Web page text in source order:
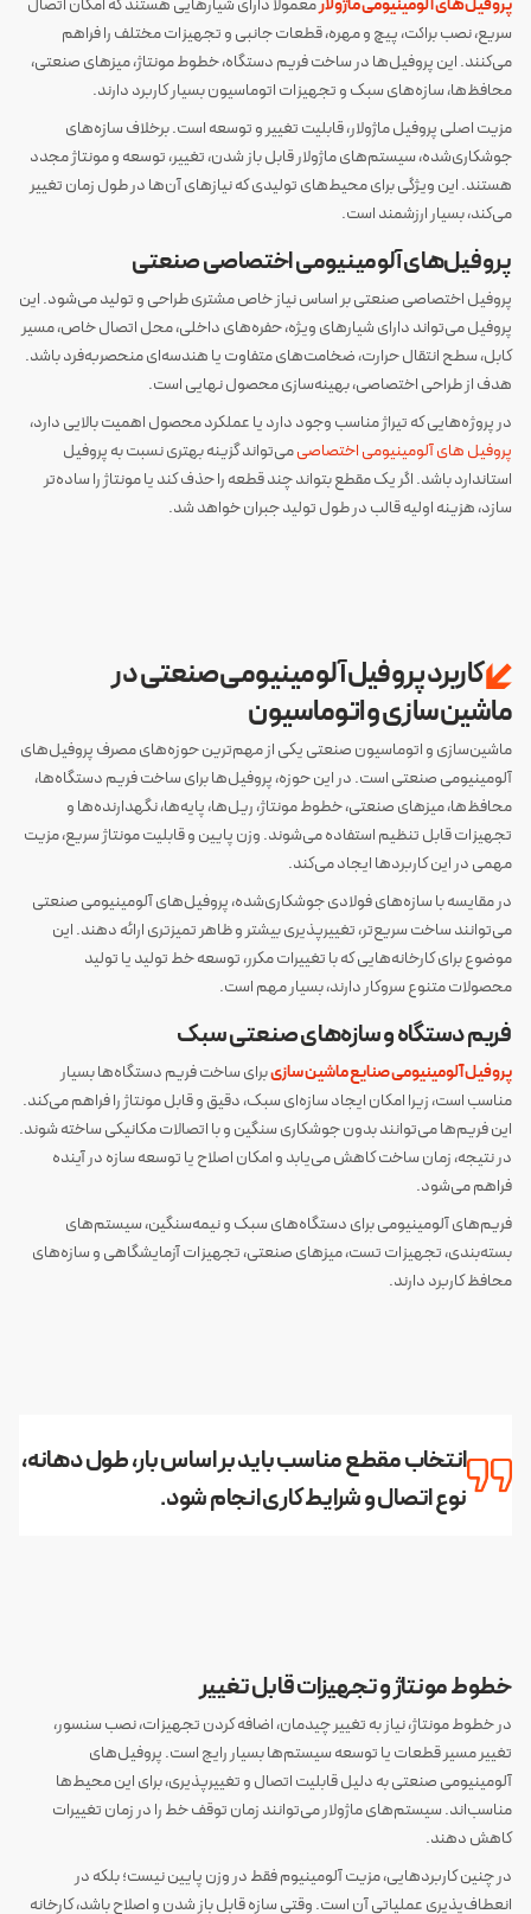
پروفیل‌های آلومینیومی ماژولارمعمولاً دارای شیارهایی هستند که امکان اتصال
سریع، نصب براکت، پیچ و مهره، قطعات جانبی و تجهیزات مختلف را فراهم
می‌کنند. این پروفیل‌ها در ساخت فریم دستگاه، خطوط مونتاژ، میزهای صنعتی،
محافظ‌ها، سازه‌های سبک و تجهیزات اتوماسیون بسیار کاربرد دارند.
مزیت اصلی پروفیل ماژولار، قابلیت تغییر و توسعه است. برخلاف سازه‌های
جوشکاری‌شده، سیستم‌های ماژولار قابل باز شدن، تغییر، توسعه و مونتاژ مجدد
هستند. این ویژگی برای محیط‌های تولیدی که نیازهای آن‌ها در طول زمان تغییر
می‌کند، بسیار ارزشمند است.
پروفیل‌های آلومینیومی اختصاصی صنعتی
پروفیل اختصاصی صنعتی بر اساس نیاز خاص مشتری طراحی و تولید می‌شود. این
پروفیل می‌تواند دارای شیارهای ویژه، حفره‌های داخلی، محل اتصال خاص، مسیر
کابل، سطح انتقال حرارت، ضخامت‌های متفاوت یا هندسه‌ای منحصربه‌فرد باشد.
هدف از طراحی اختصاصی، بهینه‌سازی محصول نهایی است.
در پروژه‌هایی که تیراژ مناسب وجود دارد یا عملکرد محصول اهمیت بالایی دارد،
پروفیل های آلومینیومی اختصاصیمی‌تواند گزینه بهتری نسبت به پروفیل
استاندارد باشد. اگر یک مقطع بتواند چند قطعه را حذف کند یا مونتاژ را ساده‌تر
سازد، هزینه اولیه قالب در طول تولید جبران خواهد شد.
کاربرد پروفیل آلومینیومی صنعتی در
ماشین‌سازی و اتوماسیون
ماشین‌سازی و اتوماسیون صنعتی یکی از مهم‌ترین حوزه‌های مصرف پروفیل‌های
آلومینیومی صنعتی است. در این حوزه، پروفیل‌ها برای ساخت فریم دستگاه‌ها،
محافظ‌ها، میزهای صنعتی، خطوط مونتاژ، ریل‌ها، پایه‌ها، نگهدارنده‌ها و
تجهیزات قابل تنظیم استفاده می‌شوند. وزن پایین و قابلیت مونتاژ سریع، مزیت
مهمی در این کاربردها ایجاد می‌کند.
در مقایسه با سازه‌های فولادی جوشکاری‌شده، پروفیل‌های آلومینیومی صنعتی
می‌توانند ساخت سریع‌تر، تغییرپذیری بیشتر و ظاهر تمیزتری ارائه دهند. این
موضوع برای کارخانه‌هایی که با تغییرات مکرر، توسعه خط تولید یا تولید
محصولات متنوع سروکار دارند، بسیار مهم است.
فریم دستگاه و سازه‌های صنعتی سبک
پروفیل آلومینیومی صنایع ماشین سازیبرای ساخت فریم دستگاه‌ها بسیار
مناسب است، زیرا امکان ایجاد سازه‌ای سبک، دقیق و قابل مونتاژ را فراهم می‌کند.
این فریم‌ها می‌توانند بدون جوشکاری سنگین و با اتصالات مکانیکی ساخته شوند.
در نتیجه، زمان ساخت کاهش می‌یابد و امکان اصلاح یا توسعه سازه در آینده
فراهم می‌شود.
فریم‌های آلومینیومی برای دستگاه‌های سبک و نیمه‌سنگین، سیستم‌های
بسته‌بندی، تجهیزات تست، میزهای صنعتی، تجهیزات آزمایشگاهی و سازه‌های
محافظ کاربرد دارند.
انتخاب مقطع مناسب باید بر اساس بار، طول دهانه،
نوع اتصال و شرایط کاری انجام شود.
خطوط مونتاژ و تجهیزات قابل تغییر
در خطوط مونتاژ، نیاز به تغییر چیدمان، اضافه کردن تجهیزات، نصب سنسور،
تغییر مسیر قطعات یا توسعه سیستم‌ها بسیار رایج است. پروفیل‌های
آلومینیومی صنعتی به دلیل قابلیت اتصال و تغییرپذیری، برای این محیط‌ها
مناسب‌اند. سیستم‌های ماژولار می‌توانند زمان توقف خط را در زمان تغییرات
کاهش دهند.
در چنین کاربردهایی، مزیت آلومینیوم فقط در وزن پایین نیست؛ بلکه در
انعطاف‌پذیری عملیاتی آن است. وقتی سازه قابل باز شدن و اصلاح باشد، کارخانه